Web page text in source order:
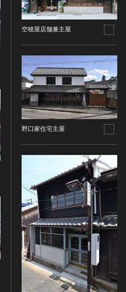
空穂屋店舗兼主屋
野口家住宅主屋
半島]
べき無形文化財
べき無形の民俗文化財
索する
入力情報をクリア